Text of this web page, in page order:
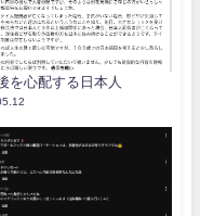
を心配する日本人